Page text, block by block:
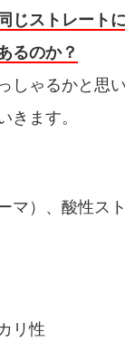
じストレート
るのか？
しゃるかと思
きます。
マ）、酸性ス
リ性